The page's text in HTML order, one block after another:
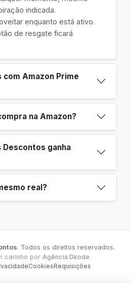
indicada.
enquanto está ativo.
de resgate ficará
Amazon Prime
na Amazon?
Descontos ganha
real?
. Todos os direitos reservados.
carinho por Agência Dkode.
CookiesRequisições